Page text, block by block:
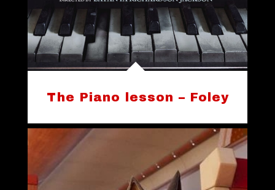
The Piano lesson – Foley